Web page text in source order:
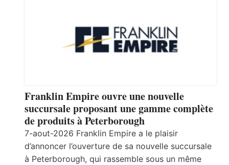
Franklin Empire ouvre une nouvelle
succursale proposant une gamme complète
de produits à Peterborough
7-aout-2026 Franklin Empire a le plaisir
d’annoncer l’ouverture de sa nouvelle succursale
à Peterborough, qui rassemble sous un même